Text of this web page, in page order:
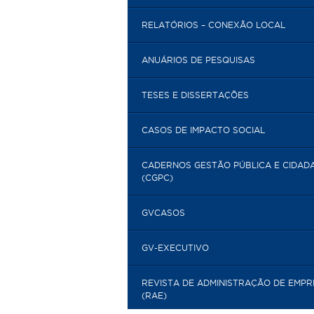
RELATÓRIOS – CONEXÃO LOCAL
ANUÁRIOS DE PESQUISAS
TESES E DISSERTAÇÕES
CASOS DE IMPACTO SOCIAL
CADERNOS GESTÃO PÚBLICA E
(CGPC)
GVCASOS
GV-EXECUTIVO
REVISTA DE ADMINISTRAÇÃO DE
(RAE)